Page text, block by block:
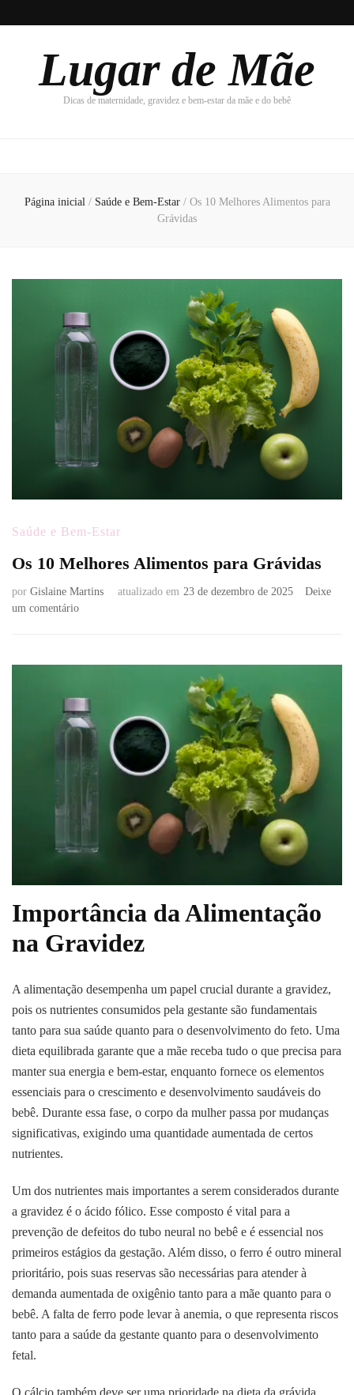
Lugar de Mãe
Dicas de maternidade, gravidez e bem-estar da mãe e do bebê
Página inicial / Saúde e Bem-Estar / Os 10 Melhores Alimentos para
Grávidas
Saúde e Bem-Estar
Os 10 Melhores Alimentos para Grávidas
por Gislaine Martins atualizado em 23 de dezembro de 2025
Deixe
um comentárioem
Grávidas
Importância da Alimentação
na Gravidez
A alimentação desempenha um papel crucial durante a gravidez,
pois os nutrientes consumidos pela gestante são fundamentais
tanto para sua saúde quanto para o desenvolvimento do feto. Uma
dieta equilibrada garante que a mãe receba tudo o que precisa para
manter sua energia e bem-estar, enquanto fornece os elementos
essenciais para o crescimento e desenvolvimento saudáveis do
bebê. Durante essa fase, o corpo da mulher passa por mudanças
significativas, exigindo uma quantidade aumentada de certos
nutrientes.
Um dos nutrientes mais importantes a serem considerados durante
a gravidez é o ácido fólico. Esse composto é vital para a
prevenção de defeitos do tubo neural no bebê e é essencial nos
primeiros estágios da gestação. Além disso, o ferro é outro mineral
prioritário, pois suas reservas são necessárias para atender à
demanda aumentada de oxigênio tanto para a mãe quanto para o
bebê. A falta de ferro pode levar à anemia, o que representa riscos
tanto para a saúde da gestante quanto para o desenvolvimento
fetal.
O cálcio também deve ser uma prioridade na dieta da grávida,